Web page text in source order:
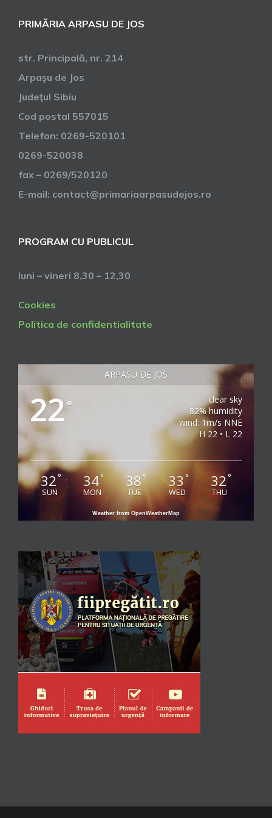
PRIMĂRIA ARPASU DE JOS
str. Principală, nr. 214
Arpaşu de Jos
Judeţul Sibiu
Cod postal 557015
Telefon: 0269-520101
0269-520038
fax – 0269/520120
E-mail: contact@primariaarpasudejos.ro
PROGRAM CU PUBLICUL
luni – vineri 8,30 – 12,30
Cookies
Politica de confidentialitate
ARPASU DE JOS
22°
clear sky
82% humidity
wind: 1m/s NNE
H 22 • L 22
32°
SUN
34°
MON
38°
TUE
33°
WED
32°
THU
Weather from OpenWeatherMap